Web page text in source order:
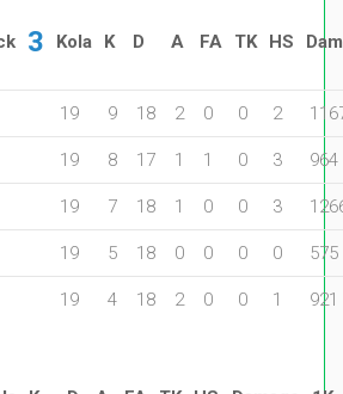
3 Kola K D A FA TK HS
19 9 18 2 0 0 2
19 8 17 1 1 0 3 964
19 7 18 1 0 0 3
19 5 18 0 0 0 0 575
19 4 18 2 0 0 1 921